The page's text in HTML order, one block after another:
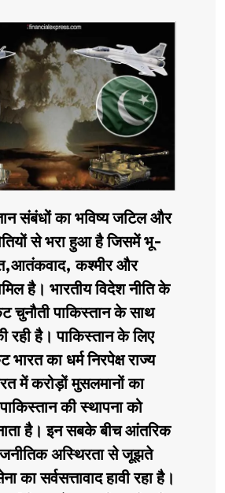
संबंधों का भविष्य जटिल और
से भरा हुआ है जिसमें भू-
कश्मीर और
है। भारतीय विदेश नीति के
चुनौती पाकिस्तान के साथ
है। पाकिस्तान के लिए
का धर्म निरपेक्ष राज्य
में करोड़ों मुसलमानों का
की स्थापना को
है। इन सबके बीच आंतरिक
अस्थिरता से जूझते
का सर्वसत्तावाद हावी रहा है।